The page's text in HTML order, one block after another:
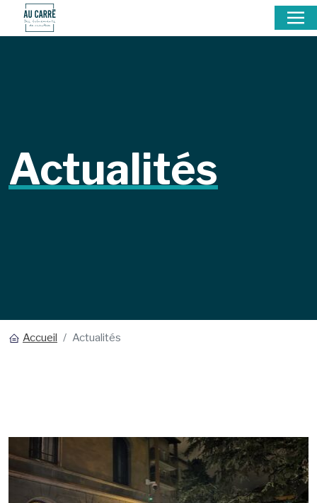
Actualités
Accueil Actualités